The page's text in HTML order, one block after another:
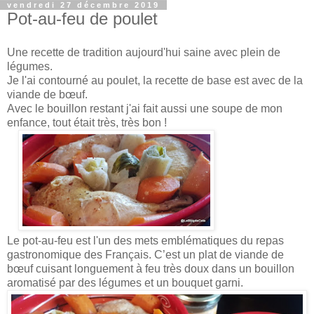
vendredi 27 décembre 2019
Pot-au-feu de poulet
Une recette de tradition aujourd'hui saine avec plein de
légumes.
Je l'ai contourné au poulet, la recette de base est avec de la
viande de bœuf.
Avec le bouillon restant j'ai fait aussi une soupe de mon
enfance, tout était très, très bon !
Le pot-au-feu est l'un des mets emblématiques du repas
gastronomique des Français. C’est un plat de viande de
bœuf cuisant longuement à feu très doux dans un bouillon
aromatisé par des légumes et un bouquet garni.